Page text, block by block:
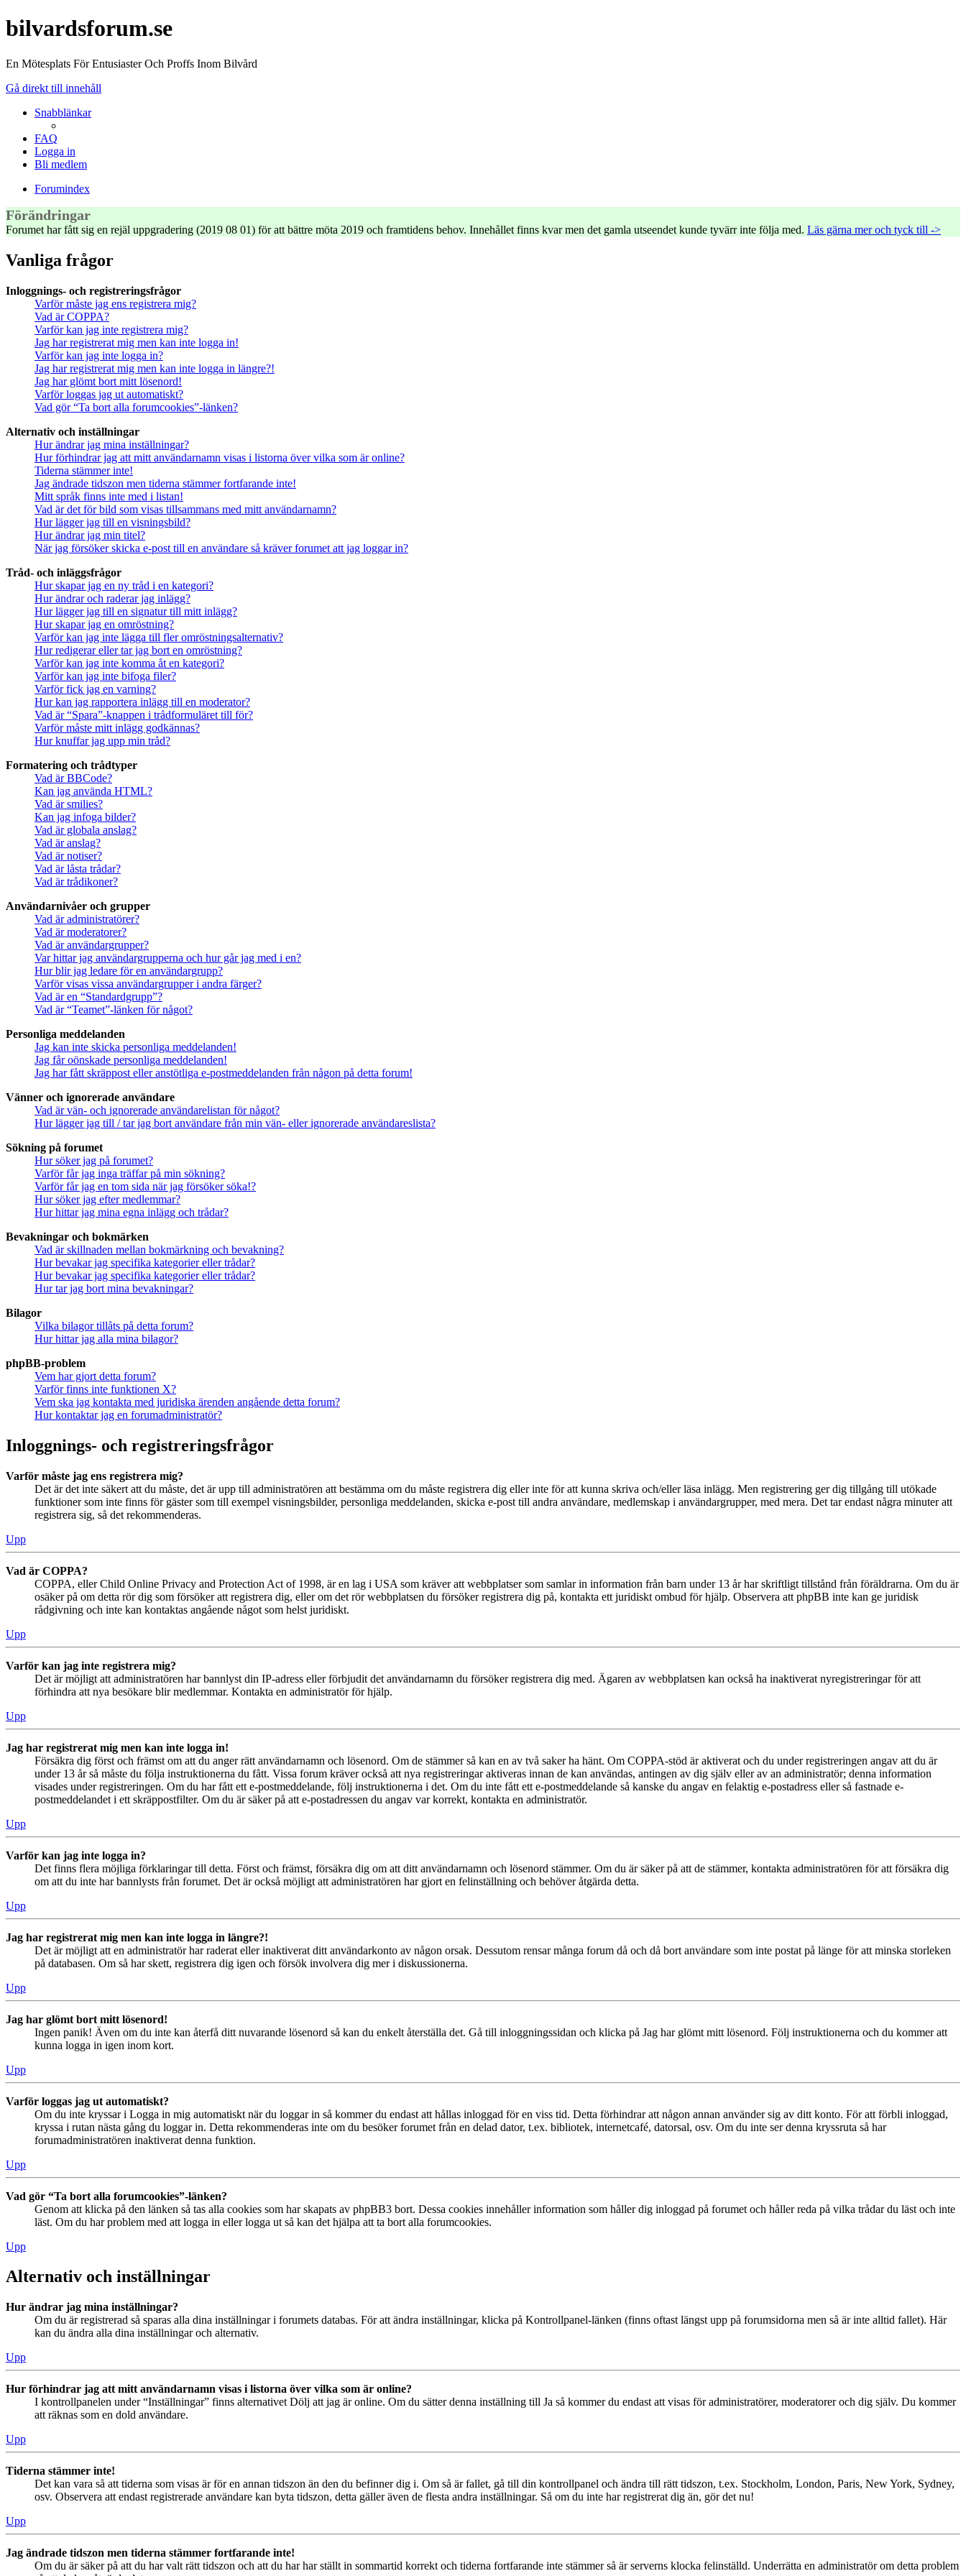
bilvardsforum.se
En Mötesplats För Entusiaster Och Proffs Inom Bilvård
Gå direkt till innehåll
Snabblänkar
FAQ
Logga in
Bli medlem
Forumindex
Förändringar
Forumet har fått sig en rejäl uppgradering (2019 08 01) för att bättre möta 2019 och framtidens behov. Innehållet finns kvar men det gamla utseendet kunde tyvärr inte följa med. Läs gärna mer och tyck till ->
Vanliga frågor
Inloggnings- och registreringsfrågor
Varför måste jag ens registrera mig?
Vad är COPPA?
Varför kan jag inte registrera mig?
Jag har registrerat mig men kan inte logga in!
Varför kan jag inte logga in?
Jag har registrerat mig men kan inte logga in längre?!
Jag har glömt bort mitt lösenord!
Varför loggas jag ut automatiskt?
Vad gör “Ta bort alla forumcookies”-länken?
Alternativ och inställningar
Hur ändrar jag mina inställningar?
Hur förhindrar jag att mitt användarnamn visas i listorna över vilka som är online?
Tiderna stämmer inte!
Jag ändrade tidszon men tiderna stämmer fortfarande inte!
Mitt språk finns inte med i listan!
Vad är det för bild som visas tillsammans med mitt användarnamn?
Hur lägger jag till en visningsbild?
Hur ändrar jag min titel?
När jag försöker skicka e-post till en användare så kräver forumet att jag loggar in?
Tråd- och inläggsfrågor
Hur skapar jag en ny tråd i en kategori?
Hur ändrar och raderar jag inlägg?
Hur lägger jag till en signatur till mitt inlägg?
Hur skapar jag en omröstning?
Varför kan jag inte lägga till fler omröstningsalternativ?
Hur redigerar eller tar jag bort en omröstning?
Varför kan jag inte komma åt en kategori?
Varför kan jag inte bifoga filer?
Varför fick jag en varning?
Hur kan jag rapportera inlägg till en moderator?
Vad är “Spara”-knappen i trådformuläret till för?
Varför måste mitt inlägg godkännas?
Hur knuffar jag upp min tråd?
Formatering och trådtyper
Vad är BBCode?
Kan jag använda HTML?
Vad är smilies?
Kan jag infoga bilder?
Vad är globala anslag?
Vad är anslag?
Vad är notiser?
Vad är låsta trådar?
Vad är trådikoner?
Användarnivåer och grupper
Vad är administratörer?
Vad är moderatorer?
Vad är användargrupper?
Var hittar jag användargrupperna och hur går jag med i en?
Hur blir jag ledare för en användargrupp?
Varför visas vissa användargrupper i andra färger?
Vad är en “Standardgrupp”?
Vad är “Teamet”-länken för något?
Personliga meddelanden
Jag kan inte skicka personliga meddelanden!
Jag får oönskade personliga meddelanden!
Jag har fått skräppost eller anstötliga e-postmeddelanden från någon på detta forum!
Vänner och ignorerade användare
Vad är vän- och ignorerade användarelistan för något?
Hur lägger jag till / tar jag bort användare från min vän- eller ignorerade användareslista?
Sökning på forumet
Hur söker jag på forumet?
Varför får jag inga träffar på min sökning?
Varför får jag en tom sida när jag försöker söka!?
Hur söker jag efter medlemmar?
Hur hittar jag mina egna inlägg och trådar?
Bevakningar och bokmärken
Vad är skillnaden mellan bokmärkning och bevakning?
Hur bevakar jag specifika kategorier eller trådar?
Hur bevakar jag specifika kategorier eller trådar?
Hur tar jag bort mina bevakningar?
Bilagor
Vilka bilagor tillåts på detta forum?
Hur hittar jag alla mina bilagor?
phpBB-problem
Vem har gjort detta forum?
Varför finns inte funktionen X?
Vem ska jag kontakta med juridiska ärenden angående detta forum?
Hur kontaktar jag en forumadministratör?
Inloggnings- och registreringsfrågor
Varför måste jag ens registrera mig?
Det är det inte säkert att du måste, det är upp till administratören att bestämma om du måste registrera dig eller inte för att kunna skriva och/eller läsa inlägg. Men registrering ger dig tillgång till utökade
funktioner som inte finns för gäster som till exempel visningsbilder, personliga meddelanden, skicka e-post till andra användare, medlemskap i användargrupper, med mera. Det tar endast några minuter att
registrera sig, så det rekommenderas.
Upp
Vad är COPPA?
COPPA, eller Child Online Privacy and Protection Act of 1998, är en lag i USA som kräver att webbplatser som samlar in information från barn under 13 år har skriftligt tillstånd från föräldrarna. Om du är
osäker på om detta rör dig som försöker att registrera dig, eller om det rör webbplatsen du försöker registrera dig på, kontakta ett juridiskt ombud för hjälp. Observera att phpBB inte kan ge juridisk
rådgivning och inte kan kontaktas angående något som helst juridiskt.
Upp
Varför kan jag inte registrera mig?
Det är möjligt att administratören har bannlyst din IP-adress eller förbjudit det användarnamn du försöker registrera dig med. Ägaren av webbplatsen kan också ha inaktiverat nyregistreringar för att
förhindra att nya besökare blir medlemmar. Kontakta en administratör för hjälp.
Upp
Jag har registrerat mig men kan inte logga in!
Försäkra dig först och främst om att du anger rätt användarnamn och lösenord. Om de stämmer så kan en av två saker ha hänt. Om COPPA-stöd är aktiverat och du under registreringen angav att du är
under 13 år så måste du följa instruktionerna du fått. Vissa forum kräver också att nya registreringar aktiveras innan de kan användas, antingen av dig själv eller av an administratör; denna information
visades under registreringen. Om du har fått ett e-postmeddelande, följ instruktionerna i det. Om du inte fått ett e-postmeddelande så kanske du angav en felaktig e-postadress eller så fastnade e-
postmeddelandet i ett skräppostfilter. Om du är säker på att e-postadressen du angav var korrekt, kontakta en administratör.
Upp
Varför kan jag inte logga in?
Det finns flera möjliga förklaringar till detta. Först och främst, försäkra dig om att ditt användarnamn och lösenord stämmer. Om du är säker på att de stämmer, kontakta administratören för att försäkra dig
om att du inte har bannlysts från forumet. Det är också möjligt att administratören har gjort en felinställning och behöver åtgärda detta.
Upp
Jag har registrerat mig men kan inte logga in längre?!
Det är möjligt att en administratör har raderat eller inaktiverat ditt användarkonto av någon orsak. Dessutom rensar många forum då och då bort användare som inte postat på länge för att minska storleken
på databasen. Om så har skett, registrera dig igen och försök involvera dig mer i diskussionerna.
Upp
Jag har glömt bort mitt lösenord!
Ingen panik! Även om du inte kan återfå ditt nuvarande lösenord så kan du enkelt återställa det. Gå till inloggningssidan och klicka på Jag har glömt mitt lösenord. Följ instruktionerna och du kommer att
kunna logga in igen inom kort.
Upp
Varför loggas jag ut automatiskt?
Om du inte kryssar i Logga in mig automatiskt när du loggar in så kommer du endast att hållas inloggad för en viss tid. Detta förhindrar att någon annan använder sig av ditt konto. För att förbli inloggad,
kryssa i rutan nästa gång du loggar in. Detta rekommenderas inte om du besöker forumet från en delad dator, t.ex. bibliotek, internetcafé, datorsal, osv. Om du inte ser denna kryssruta så har
forumadministratören inaktiverat denna funktion.
Upp
Vad gör “Ta bort alla forumcookies”-länken?
Genom att klicka på den länken så tas alla cookies som har skapats av phpBB3 bort. Dessa cookies innehåller information som håller dig inloggad på forumet och håller reda på vilka trådar du läst och inte
läst. Om du har problem med att logga in eller logga ut så kan det hjälpa att ta bort alla forumcookies.
Upp
Alternativ och inställningar
Hur ändrar jag mina inställningar?
Om du är registrerad så sparas alla dina inställningar i forumets databas. För att ändra inställningar, klicka på Kontrollpanel-länken (finns oftast längst upp på forumsidorna men så är inte alltid fallet). Här
kan du ändra alla dina inställningar och alternativ.
Upp
Hur förhindrar jag att mitt användarnamn visas i listorna över vilka som är online?
I kontrollpanelen under “Inställningar” finns alternativet Dölj att jag är online. Om du sätter denna inställning till Ja så kommer du endast att visas för administratörer, moderatorer och dig själv. Du kommer
att räknas som en dold användare.
Upp
Tiderna stämmer inte!
Det kan vara så att tiderna som visas är för en annan tidszon än den du befinner dig i. Om så är fallet, gå till din kontrollpanel och ändra till rätt tidszon, t.ex. Stockholm, London, Paris, New York, Sydney,
osv. Observera att endast registrerade användare kan byta tidszon, detta gäller även de flesta andra inställningar. Så om du inte har registrerat dig än, gör det nu!
Upp
Jag ändrade tidszon men tiderna stämmer fortfarande inte!
Om du är säker på att du har valt rätt tidszon och att du har har ställt in sommartid korrekt och tiderna fortfarande inte stämmer så är serverns klocka felinställd. Underrätta en administratör om detta problem